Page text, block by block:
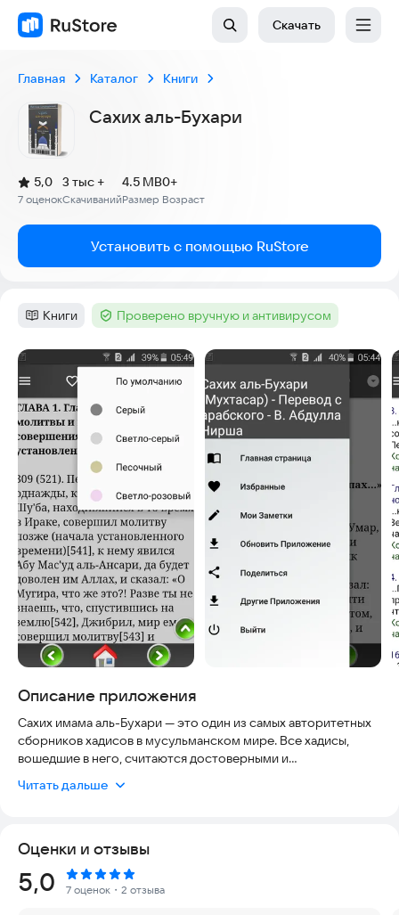
Скачать
Главная Каталог Книги
Сахих аль-Бухари
Рейтинг:
5,0
(
7 оценок
)
Скачиваний
3 тыс +
Размер
4.5 MB
Возраст
0+
Установить с помощью RuStore
Категория
Книги Тег :Проверено вручную и антивирусом
Скриншоты
Описание приложения
Сахих имама аль-Бухари — это один из самых авторитетных
сборников хадисов в мусульманском мире. Все хадисы,
вошедшие в него, считаются достоверными и
по тематическому принципу, и уже в своё время был
всего материала, собранного аль-Бухари. Основная книга
получилась очень объёмной, поэтому для удобства
пользования были созданы сокращённые варианты —
мухтасары. Одним из самых удачных стал вариант имама
Читать дальше
Оценки и отзывы
Рейтинг:
5,0 7 оценок ・2 отзыва